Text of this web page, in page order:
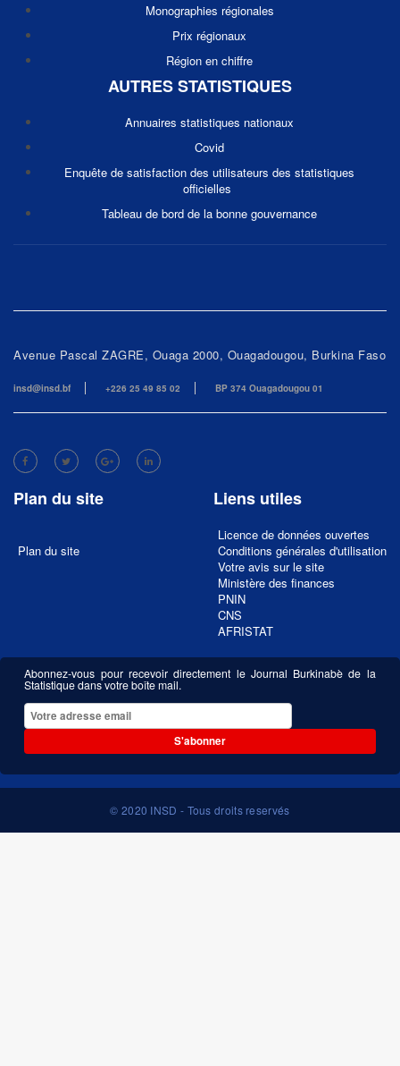
Monographies régionales
Prix régionaux
Région en chiffre
AUTRES STATISTIQUES
Annuaires statistiques nationaux
Covid
Enquête de satisfaction des utilisateurs des statistiques
officielles
Tableau de bord de la bonne gouvernance
Avenue Pascal ZAGRE, Ouaga 2000, Ouagadougou, Burkina Faso
insd@insd.bf +226 25 49 85 02 BP 374 Ouagadougou 01
Plan du site
Plan du site
Liens utiles
Licence de données ouvertes
Conditions générales d'utilisation
Votre avis sur le site
Ministère des finances
PNIN
CNS
AFRISTAT
Abonnez-vous pour recevoir directement le Journal Burkinabè de la
Statistique dans votre boîte mail.
S'abonner
© 2020 INSD - Tous droits reservés